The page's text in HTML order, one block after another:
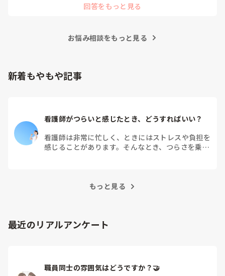
ていました。私のオペ室時代の同期は半分がずっとオペ室のみ
回答をもっと見る
お悩み相談をもっと見る
新着もやもや記事
看護師がつらいと感じたとき、どうすればいい？
看護師は非常に忙しく、ときにはストレスや負担を
感じることがあります。そんなとき、つらさを乗り
もっと見る
最近のリアルアンケート
職員同士の雰囲気はどうですか？🤝